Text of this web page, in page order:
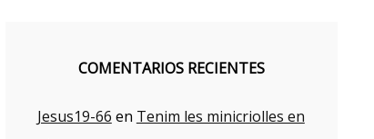
COMENTARIOS RECIENTES
Jesus19-66 en Tenim les minicriolles en